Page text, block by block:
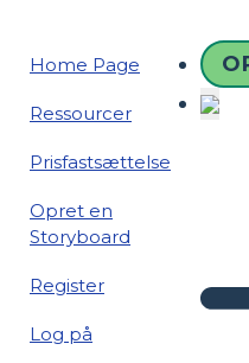
Home Page
Ressourcer
Prisfastsættelse
Opret en
Storyboard
Register
Log på